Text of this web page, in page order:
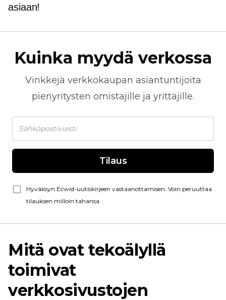
asiaan!
Kuinka myydä verkossa
Vinkkejä verkkokaupan asiantuntijoita
pienyritysten omistajille ja yrittäjille.
Tilaus
Hyväksyn Ecwid-uutiskirjeen vastaanottamisen. Voin peruuttaa
tilauksen milloin tahansa.
Mitä ovat tekoälyllä
toimivat
verkkosivustojen